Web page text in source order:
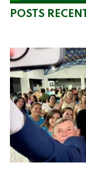
POSTS